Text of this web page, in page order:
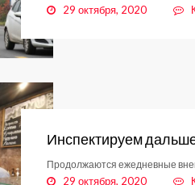
29 октября, 2020
Инспектируем
Продолжаются ежедневные
29 октября, 2020